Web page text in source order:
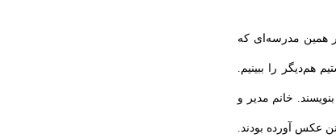
در همین مدرسه‌ای که
هم‌دیگر را ببینیم.
خانم مدیر و
عکس آورده بودند.